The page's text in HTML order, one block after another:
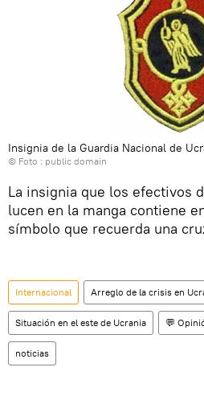
Insignia de la Guardia Nacional de
© Foto : public domain
La insignia que los efectivos
lucen en la manga contiene
símbolo que recuerda una
Internacional Arreglo de la crisis en
Situación en el este de Ucrania 💬
noticias